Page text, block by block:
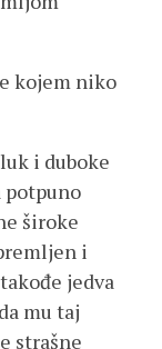
kojem niko
i duboke
potpuno
široke
i
jedva
mu taj
strašne